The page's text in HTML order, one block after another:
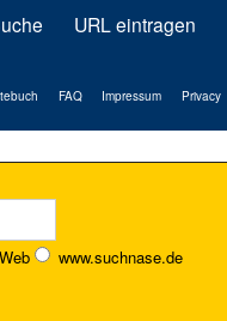
URL eintragen
FAQ Impressum Privacy
Web www.suchnase.de